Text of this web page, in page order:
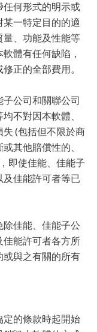
任何形式的明示或
一特定目的的適
量、功能及性能等
體有任何缺陷，
正的全部費用。
公司和關聯公司
不對因本軟體、
(包括但不限於商
其他賠償性的、
即使佳能、佳能子
佳能許可者等已
佳能、佳能子公
佳能許可者各方所
或與之有關的所有
定的條款時起開始